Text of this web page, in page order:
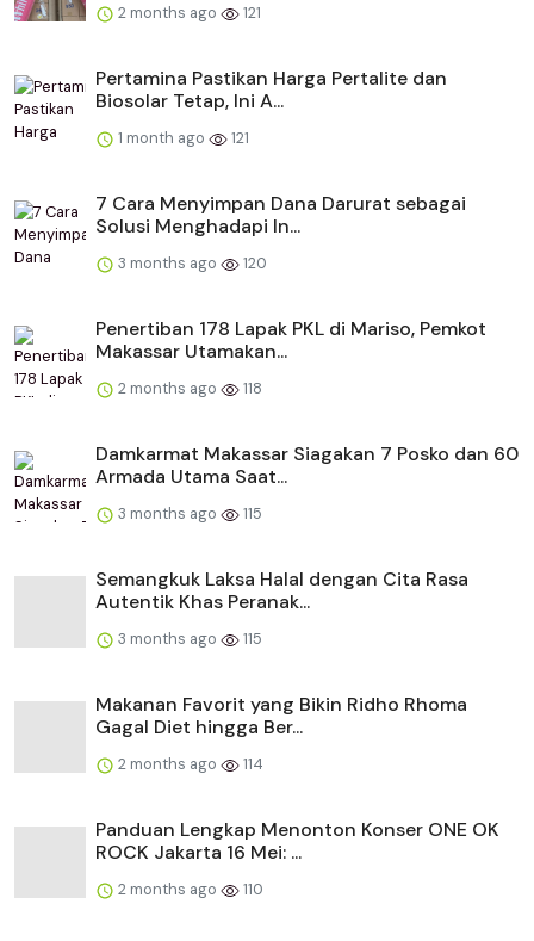
2 months ago 121
Pertamina Pastikan Harga Pertalite dan
Biosolar Tetap, Ini A...
1 month ago 121
​​7 Cara Menyimpan Dana Darurat sebagai
Solusi Menghadapi In...
3 months ago 120
Penertiban 178 Lapak PKL di Mariso, Pemkot
Makassar Utamakan...
2 months ago 118
Damkarmat Makassar Siagakan 7 Posko dan 60
Armada Utama Saat...
3 months ago 115
Semangkuk Laksa Halal dengan Cita Rasa
Autentik Khas Peranak...
3 months ago 115
Makanan Favorit yang Bikin Ridho Rhoma
Gagal Diet hingga Ber...
2 months ago 114
Panduan Lengkap Menonton Konser ONE OK
ROCK Jakarta 16 Mei: ...
2 months ago 110